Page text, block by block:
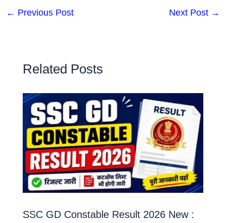
← Previous Post Next Post →
Related Posts
SSC GD Constable Result 2026 New :